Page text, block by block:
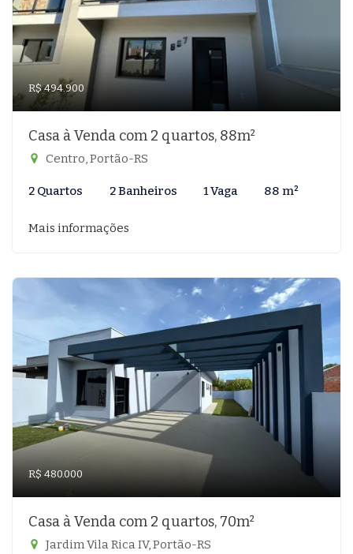
R$ 494.900
Casa à Venda com 2 quartos, 88m²
Centro, Portão-RS
2 Quartos 2 Banheiros 1 Vaga 88 m²
Mais informações
R$ 480.000
Casa à Venda com 2 quartos, 70m²
Jardim Vila Rica IV, Portão-RS